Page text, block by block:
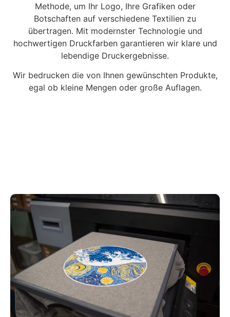
Methode, um Ihr Logo, Ihre Grafiken oder
Botschaften auf verschiedene Textilien zu
übertragen. Mit modernster Technologie und
hochwertigen Druckfarben garantieren wir klare und
lebendige Druckergebnisse.
Wir bedrucken die von Ihnen gewünschten Produkte,
egal ob kleine Mengen oder große Auflagen.